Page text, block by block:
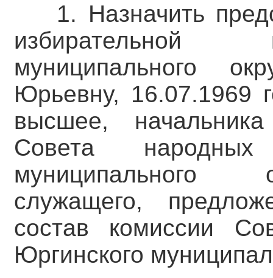
1. Назначить
избирательной
муниципального
Юрьевну, 16.07.1969
высшее, начальника
Совета народных
муниципального
служащего,
состав комиссии
Юргинского